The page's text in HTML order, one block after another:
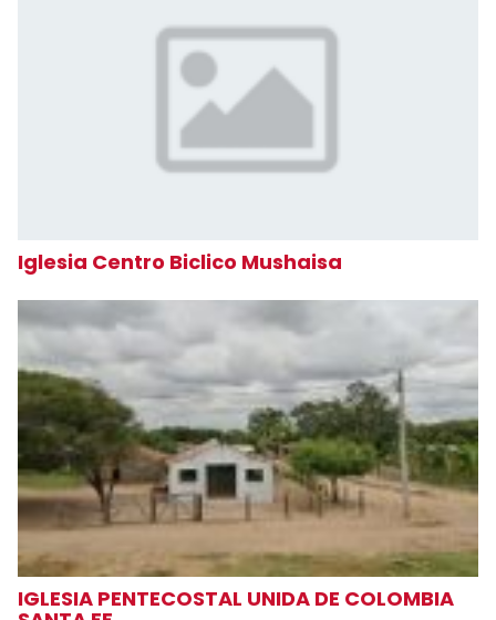
Iglesia Centro Biclico Mushaisa
IGLESIA PENTECOSTAL UNIDA DE COLOMBIA